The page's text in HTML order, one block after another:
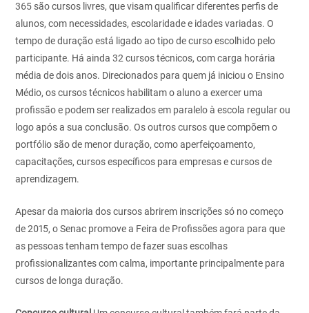
365 são cursos livres, que visam qualificar diferentes perfis de
alunos, com necessidades, escolaridade e idades variadas. O
tempo de duração está ligado ao tipo de curso escolhido pelo
participante. Há ainda 32 cursos técnicos, com carga horária
média de dois anos. Direcionados para quem já iniciou o Ensino
Médio, os cursos técnicos habilitam o aluno a exercer uma
profissão e podem ser realizados em paralelo à escola regular ou
logo após a sua conclusão. Os outros cursos que compõem o
portfólio são de menor duração, como aperfeiçoamento,
capacitações, cursos específicos para empresas e cursos de
aprendizagem.
Apesar da maioria dos cursos abrirem inscrições só no começo
de 2015, o Senac promove a Feira de Profissões agora para que
as pessoas tenham tempo de fazer suas escolhas
profissionalizantes com calma, importante principalmente para
cursos de longa duração.